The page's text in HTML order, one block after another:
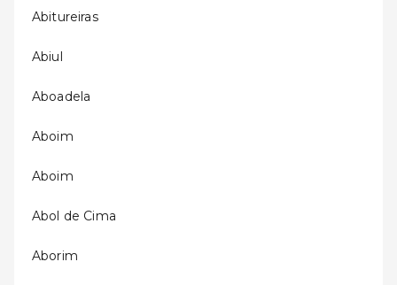
Abitureiras
Abiul
Aboadela
Aboim
Aboim
Abol de Cima
Aborim